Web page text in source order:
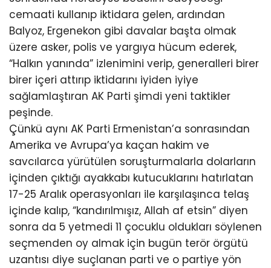
cemaati kullanıp iktidara gelen, ardından
Balyoz, Ergenekon gibi davalar başta olmak
üzere asker, polis ve yargıya hücum ederek,
“Halkın yanında” izlenimini verip, generalleri birer
birer içeri attırıp iktidarını iyiden iyiye
sağlamlaştıran AK Parti şimdi yeni taktikler
peşinde.
Çünkü aynı AK Parti Ermenistan’a sonrasından
Amerika ve Avrupa’ya kaçan hakim ve
savcılarca yürütülen soruşturmalarla dolarların
içinden çıktığı ayakkabı kutucuklarını hatırlatan
17-25 Aralık operasyonları ile karşılaşınca telaş
içinde kalıp, “kandırılmışız, Allah af etsin” diyen
sonra da 5 yetmedi 11 çocuklu oldukları söylenen
seçmenden oy almak için bugün terör örgütü
uzantısı diye suçlanan parti ve o partiye yön